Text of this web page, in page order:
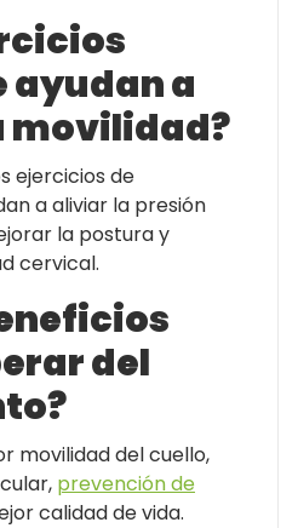
ayudan a
movilidad?
ejercicios de
a aliviar la presión
la postura y
cervical.
del
movilidad del cuello,
prevención de
calidad de vida.